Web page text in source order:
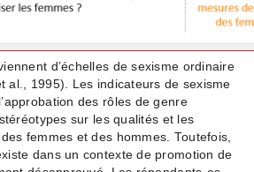
d’échelles de sexisme ordinaire
al., 1995). Les indicateurs de sexisme
des rôles de genre
sur les qualités et les
femmes et des hommes. Toutefois,
dans un contexte de promotion de